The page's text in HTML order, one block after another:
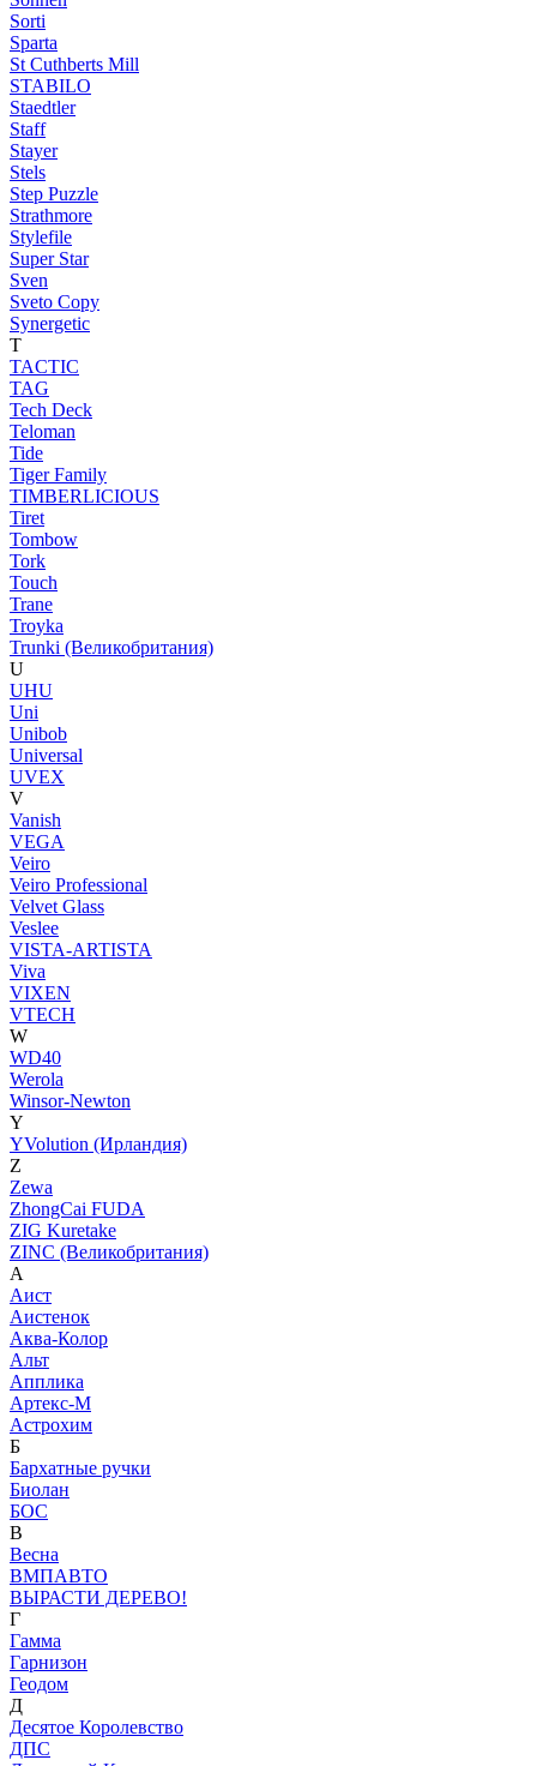
Sorti
Sparta
St Cuthberts Mill
STABILO
Staedtler
Staff
Stayer
Stels
Step Puzzle
Strathmore
Stylefile
Super Star
Sven
Sveto Copy
Synergetic
T
TACTIC
TAG
Tech Deck
Teloman
Tide
Tiger Family
TIMBERLICIOUS
Tiret
Tombow
Tork
Touch
Trane
Troyka
Trunki (Великобритания)
U
UHU
Uni
Unibob
Universal
UVEX
V
Vanish
VEGA
Veiro
Veiro Professional
Velvet Glass
Veslee
VISTA-ARTISTA
Viva
VIXEN
VTECH
W
WD40
Werola
Winsor-Newton
Y
YVolution (Ирландия)
Z
Zewa
ZhongCai FUDA
ZIG Kuretake
ZINC (Великобритания)
А
Аист
Аистенок
Аква-Колор
Альт
Апплика
Артекс-М
Астрохим
Б
Бархатные ручки
Биолан
БОС
В
Весна
ВМПАВТО
ВЫРАСТИ ДЕРЕВО!
Г
Гамма
Гарнизон
Геодом
Д
Десятое Королевство
ДПС